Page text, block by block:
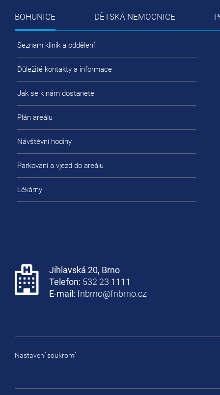
BOHUNICE DĚTSKÁ NEMOCNICE
Seznam klinik a oddělení
Důležité kontakty a informace
Jak se k nám dostanete
Plán areálu
Návštěvní hodiny
Parkování a vjezd do areálu
Lékárny
Jihlavská 20, Brno
Telefon: 532 23 1111
E-mail: fnbrno@fnbrno.cz
Nastavení soukromí